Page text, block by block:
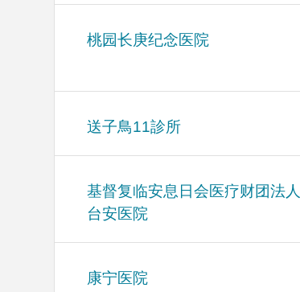
桃园长庚纪念医院
送子鳥11診所
基督复临安息日会医疗财团法人
台安医院
康宁医院